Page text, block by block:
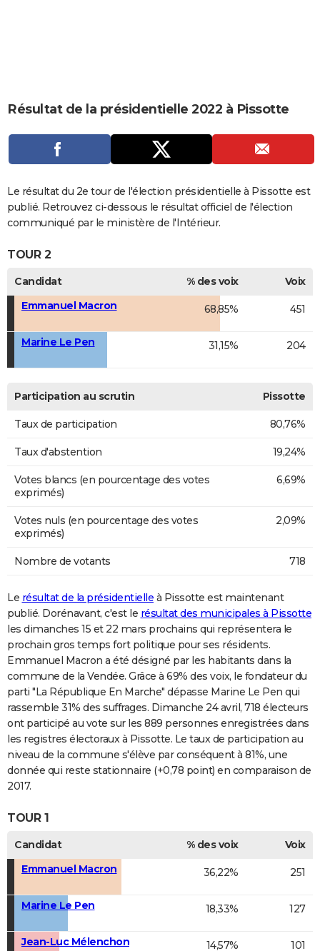
CARTE DE VOEUX
DICTIONNAIRE
Dictionnaire
Biographies
Expressions
Proverbes
PROGRAMME TV
COPAINS D'AVANT
Se connecter
Collèges
Universités
Entreprises
Service militaire
Avis de recherche
AVIS DE DÉCÈS
FORUM
Bricolage
Culture
Television
Voyage
Résultat de la présidentielle 2022 à Pissotte
Le résultat du 2e tour de l'élection présidentielle à Pissotte est
publié. Retrouvez ci-dessous le résultat officiel de l'élection
communiqué par le ministère de l'Intérieur.
TOUR 2
Candidat % des voix
Voix
Emmanuel Macron
68,85% 451
Marine Le Pen 31,15% 204
Participation au scrutin Pissotte
Taux de participation 80,76%
Taux d'abstention 19,24%
Votes blancs (en pourcentage des votes
exprimés)
6,69%
Votes nuls (en pourcentage des votes
exprimés)
2,09%
Nombre de votants 718
Le résultat de la présidentielle à Pissotte est maintenant
publié. Dorénavant, c'est le résultat des municipales à Pissotte
les dimanches 15 et 22 mars prochains qui représentera le
prochain gros temps fort politique pour ses résidents.
Emmanuel Macron a été désigné par les habitants dans la
commune de la Vendée. Grâce à 69% des voix, le fondateur du
parti "La République En Marche" dépasse Marine Le Pen qui
rassemble 31% des suffrages. Dimanche 24 avril, 718 électeurs
ont participé au vote sur les 889 personnes enregistrées dans
les registres électoraux à Pissotte. Le taux de participation au
niveau de la commune s'élève par conséquent à 81%, une
donnée qui reste stationnaire (+0,78 point) en comparaison de
2017.
TOUR 1
Candidat % des voix
Voix
Emmanuel Macron
36,22% 251
Marine Le Pen 18,33% 127
Jean-Luc Mélenchon 14,57% 101